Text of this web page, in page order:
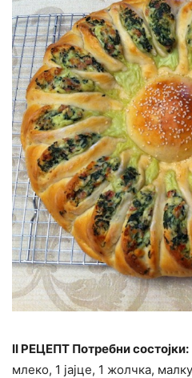
II РЕЦЕПТ Потребни состојки:
млеко, 1 јајце, 1 жолчка,